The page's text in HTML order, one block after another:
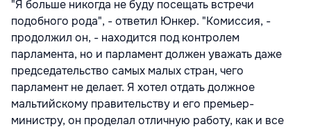
"Я больше никогда не буду посещать встречи
подобного рода", - ответил Юнкер. "Комиссия, -
продолжил он, - находится под контролем
парламента, но и парламент должен уважать даже
председательство самых малых стран, чего
парламент не делает. Я хотел отдать должное
мальтийскому правительству и его премьер-
министру, он проделал отличную работу, как и все